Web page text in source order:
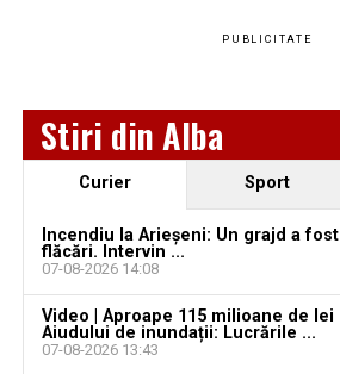
Jaf de peste 300.000 de euro,
păgubită susține că ancheta
aproape o lună de la spargere
Locuri de muncă în
august 2026. AJOFM Alba a
vacante
Locuri de muncă în Galda de
august 2026. AJOFM Alba a
vacante
PUBLICITATE
Stiri din Alba
Curier Sport
Incendiu la Arieșeni: Un grajd a
flăcări. Intervin ...
07-08-2026 14:08
Video | Aproape 115 milioane de
Aiudului de inundații: Lucrările ...
07-08-2026 13:43